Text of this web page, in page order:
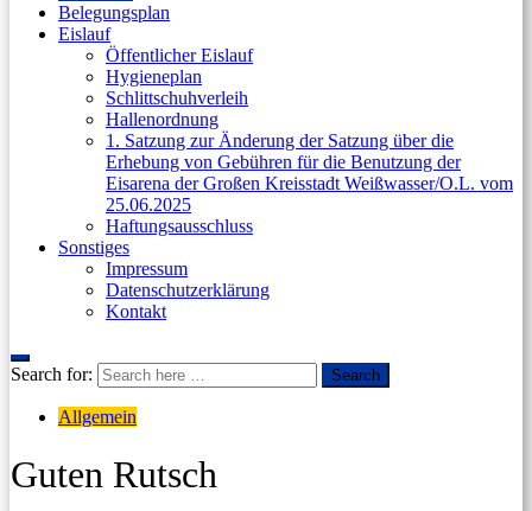
Belegungsplan
Eislauf
Öffentlicher Eislauf
Hygieneplan
Schlittschuhverleih
Hallenordnung
1. Satzung zur Änderung der Satzung über die
Erhebung von Gebühren für die Benutzung der
Eisarena der Großen Kreisstadt Weißwasser/O.L. vom
25.06.2025
Haftungsausschluss
Sonstiges
Impressum
Datenschutzerklärung
Kontakt
Search for: Search
Allgemein
Guten Rutsch